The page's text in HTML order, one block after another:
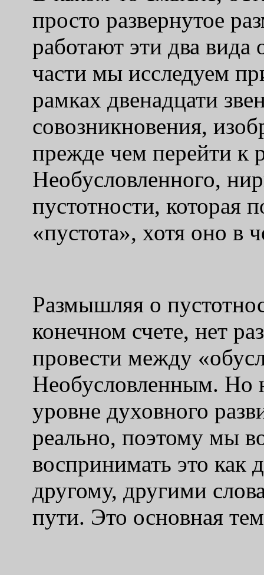
просто развернутое
работают эти два
части мы исследуем
рамках двенадцати
совозникновения,
прежде чем перейти к
Необусловленного,
пустотности, которая
«пустота», хотя оно в
Размышляя о
конечном счете, нет
провести между
Необусловленным. Но
уровне духовного
реально, поэтому мы
воспринимать это как
другому, другими
пути. Это основная